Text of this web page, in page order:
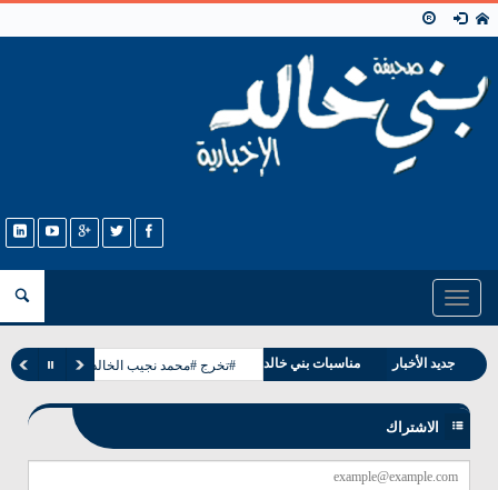
Toggle
navigation
جديد الأخبار مناسبات بني خالد #تخرج #محمد نجيب الخالدي
الاشتراك